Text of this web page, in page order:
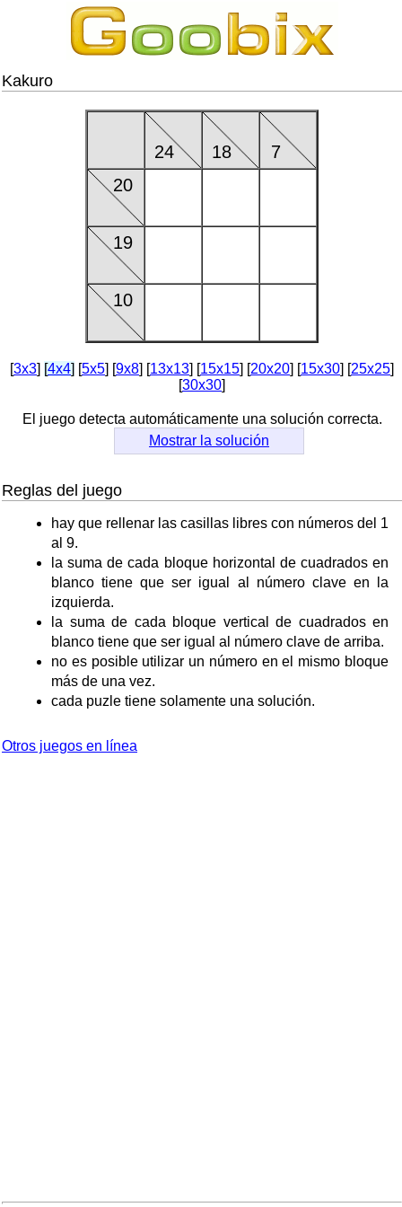
Kakuro
24 18
7
20
19
10
[3x3] [4x4] [5x5] [9x8] [13x13] [15x15] [20x20] [15x30] [25x25]
[30x30]
El juego detecta automáticamente una solución correcta.
Mostrar la solución
Reglas del juego
hay que rellenar las casillas libres con números del 1
al 9.
la suma de cada bloque horizontal de cuadrados en
blanco tiene que ser igual al número clave en la
izquierda.
la suma de cada bloque vertical de cuadrados en
blanco tiene que ser igual al número clave de arriba.
no es posible utilizar un número en el mismo bloque
más de una vez.
cada puzle tiene solamente una solución.
Otros juegos en línea